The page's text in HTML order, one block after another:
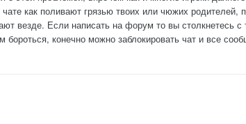
как поливают грязью твоих или чюжих родителей,
везде. Если написать на форум то вы столкнетесь с
бороться, конечно можно заблокировать чат и все